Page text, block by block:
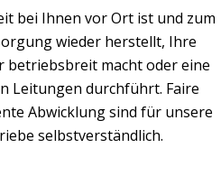
bei Ihnen vor Ort ist und zum
wieder herstellt, Ihre
macht oder eine
Leitungen durchführt. Faire
Abwicklung sind für unsere
selbstverständlich.